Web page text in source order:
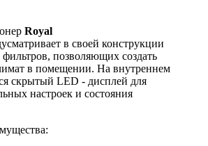
Royal
в своей конструкции
позволяющих создать
в помещении. На внутреннем
скрытый LED - дисплей для
настроек и состояния